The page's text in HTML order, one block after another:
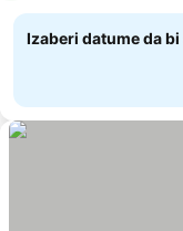
Izaberi datume da